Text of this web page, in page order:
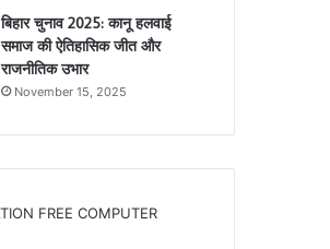
बिहार चुनाव 2025: कानू हलवाई
समाज की ऐतिहासिक जीत और
राजनीतिक उभार
November 15, 2025